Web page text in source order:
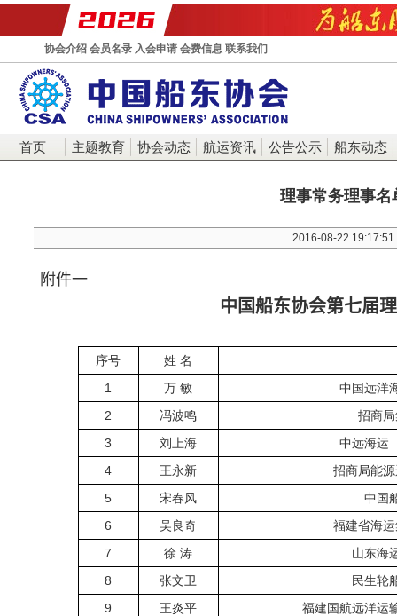
协会介绍 会员名录 入会申请 会费信息 联系我们
首页 主题教育 协会动态 航运资讯 公告公示 船东动态
理事常务理事名
2016-08-22 19:17:51
附件一
中国船东协会第七届
序号
姓 名
1
万 敏
中国远洋
2
冯波鸣
招商
3
刘上海
中远海运
4
王永新
招商局能
5
宋春风
中国
6
吴良奇
福建省海
7
徐 涛
山东海
8
张文卫
民生轮
9
王炎平
福建国航远洋运